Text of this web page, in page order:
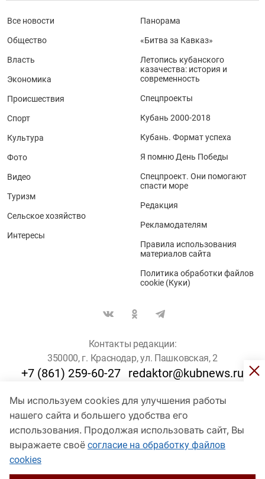
Мы используем cookies для улучшения работы
нашего сайта и большего удобства его
использования. Продолжая использовать сайт, Вы
выражаете своё согласие на обработку файлов
cookies
Все новости
Общество
Власть
Экономика
Происшествия
Спорт
Культура
Фото
Видео
Туризм
Сельское хозяйство
Интересы
Панорама
«Битва за Кавказ»
Летопись кубанского
казачества: история и
современность
Спецпроекты
Кубань 2000-2018
Кубань. Формат успеха
Я помню День Победы
Спецпроект. Они помогают
спасти море
Редакция
Рекламодателям
Правила использования
материалов сайта
Политика обработки файлов
cookie (Куки)
Контакты редакции:
350000, г. Краснодар, ул. Пашковская, 2
+7 (861) 259-60-27 redaktor@kubnews.ru
Для пользователей старше 16 лет
© Кубанские Новости, 2017
Сетевое издание «kubnews» зарегистрировано Федеральной
службой по надзору в сфере связи, информационных технологий
и массовых коммуникаций (Роскомнадзор). Регистрационный